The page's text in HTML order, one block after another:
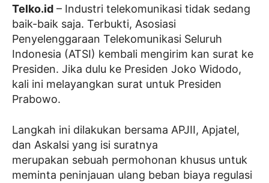
Telko.id – Industri telekomunikasi tidak sedang
baik-baik saja. Terbukti, Asosiasi
Penyelenggaraan Telekomunikasi Seluruh
Indonesia (ATSI) kembali mengirim kan surat ke
Presiden. Jika dulu ke Presiden Joko Widodo,
kali ini melayangkan surat untuk Presiden
Prabowo.
Langkah ini dilakukan bersama APJII, Apjatel,
dan Askalsi yang isi suratnya
merupakan sebuah permohonan khusus untuk
meminta peninjauan ulang beban biaya regulasi